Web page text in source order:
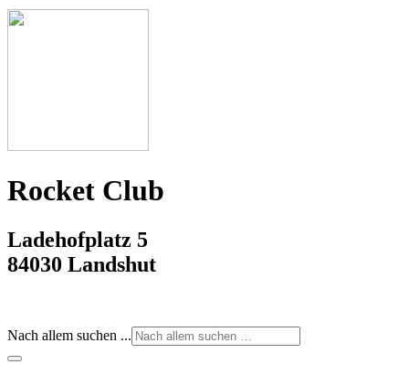
Rocket Club
Ladehofplatz 5
84030 Landshut
Nach allem suchen ...